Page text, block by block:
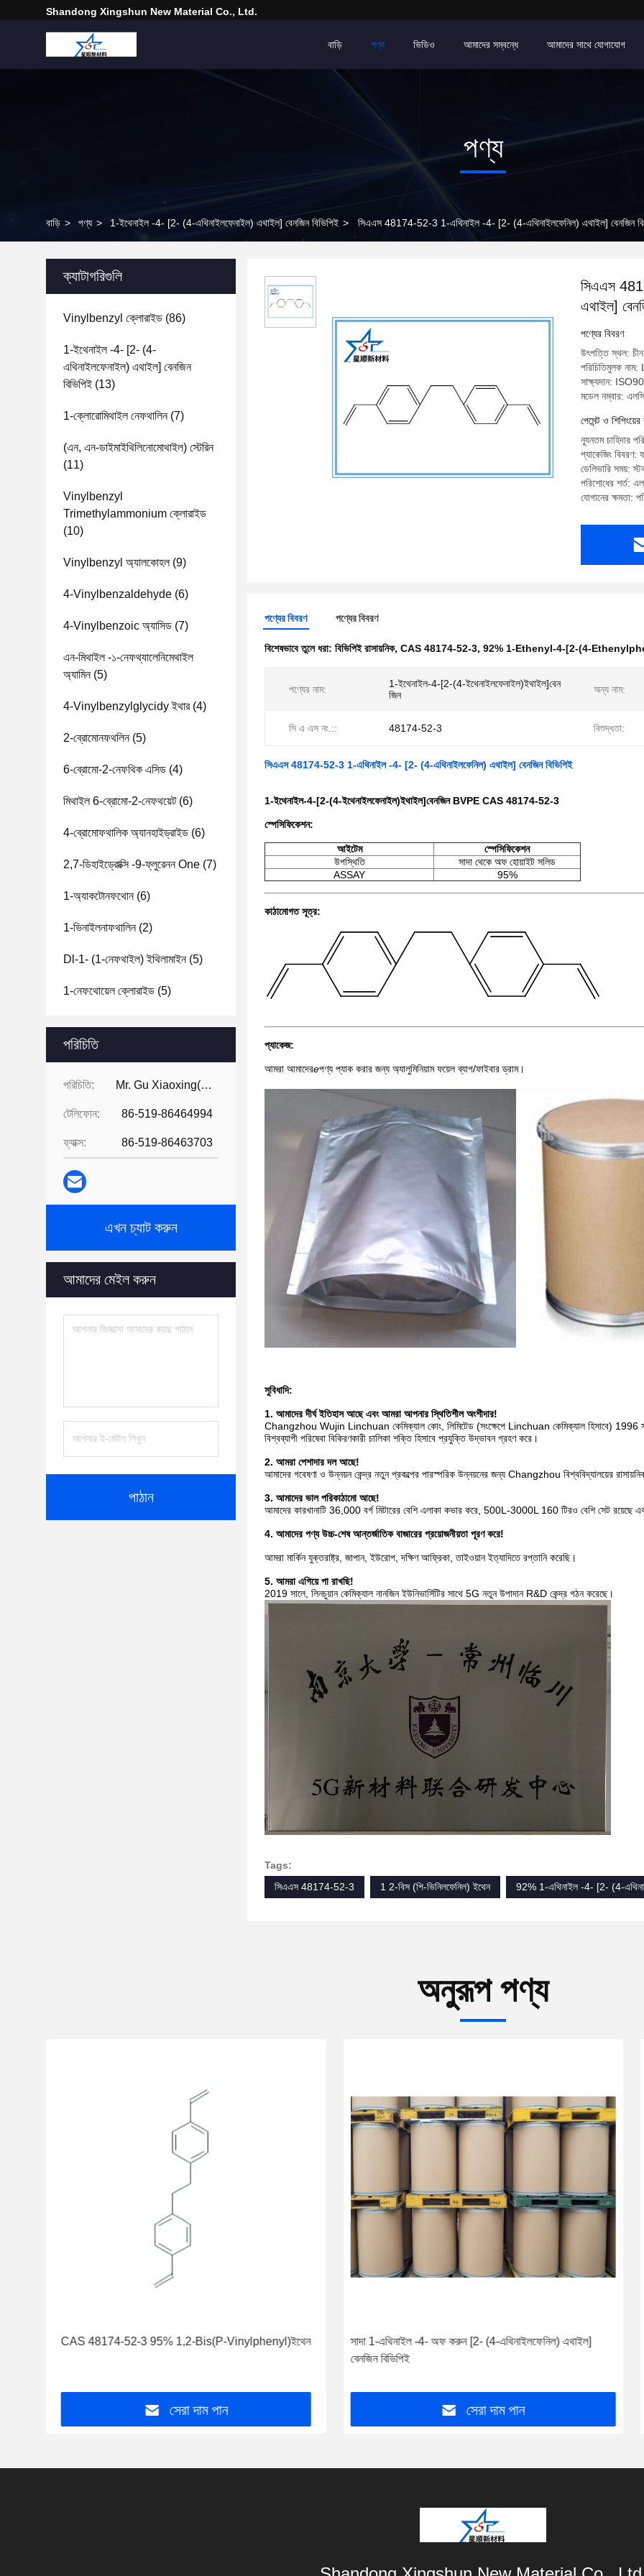
Shandong Xingshun New Material Co., Ltd.
বাড়ি পণ্য ভিডিও আমাদের সম্বন্ধে আমাদের সাথে যোগাযোগ
পণ্য
বাড়ি > পণ্য > 1-ইথেনাইল -4- [2- (4-এথিনাইলফেনাইল) এথাইল] বেনজিন বিভিপিই > সিএএস 48174-52-3 1-এথিনাইল -4- [2- (4-এথিনাইলফেনিল) এথাইল] বেনজিন
ক্যাটাগরিগুলি
Vinylbenzyl ক্লোরাইড (86)
1-ইথেনাইল -4- [2- (4-
এথিনাইলফেনাইল) এথাইল] বেনজিন
বিভিপিই (13)
1-ক্লোরোমিথাইল নেফথালিন(7)
(এন, এন-ডাইমাইথিলিনোমোথাইল) স্টেরিন
(11)
Vinylbenzyl
Trimethylammonium ক্লোরাইড
(10)
Vinylbenzyl অ্যালকোহল(9)
4-Vinylbenzaldehyde (6)
4-Vinylbenzoic অ্যাসিড (7)
এন-মিথাইল -১-নেফথ্যালেনিমেথাইল
অ্যামিন(5)
4-Vinylbenzylglycidy ইথার(4)
2-ব্রোমোনফথলিন(5)
6-ব্রোমো-2-নেফথিক এসিড (4)
মিথাইল 6-ব্রোমো-2-নেফথয়েট(6)
4-ব্রোমোফথালিক অ্যানহাইড্রাইড (6)
2,7-ডিহাইড্রোক্সি -9-ফ্লুরেনন One (7)
1-অ্যাকটোনফথোন(6)
1-ভিনাইলনাফথালিন(2)
Dl-1- (1-নেফথাইল) ইথিলামাইন(5)
1-নেফথোয়েল ক্লোরাইড (5)
পরিচিতি
পরিচিতি: Mr. Gu Xiaoxing( For Chinese Business)
টেলিফোন: 86-519-86464994
ফ্যাক্স: 86-519-86463703
এখন চ্যাট করুন
আমাদের মেইল করুন
পাঠান
সিএএস
এথাইল]
পণ্যের বিবরণ
উৎপত্তি স্থল: চীন
পরিচিতিমুলক নাম:
সাক্ষ্যদান:
মডেল নম্বার:
পেমেন্ট ও শিপিংয়ের
ন্যূনতম চাহিদার
প্যাকেজিং বিবরণ:
ডেলিভারি সময়:
পরিশোধের শর্ত:
যোগানের ক্ষমতা:
পণ্যের বিবরণ পণ্যের বিবরণ
বিশেষভাবে তুলে ধরা: বিভিপিই রাসায়নিক, CAS 48174-52-3, 92% 1-Ethenyl-4-[2-(4-
পণ্যের নাম:
1-ইথেনাইল-4-[2-(4-ইথেনাইলফেনাইল)ইথাইল]বেন
জিন
অন্য নাম:
সি এ এস নং.:: 48174-52-3 বিশুদ্ধতা:
সিএএস 48174-52-3 1-এথিনাইল -4- [2- (4-এথিনাইলফেনিল) এথাইল] বেনজিন বিভিপিই
1-ইথেনাইল-4-[2-(4-ইথেনাইলফেনাইল)ইথাইল]বেনজিন BVPE CAS 48174-52-3
স্পেসিফিকেশন:
আইটেম
স্পেসিফিকেশন
উপস্থিতি
সাদা থেকে অফ হোয়াইট সলিড
ASSAY
95%
কাঠামোগত সূত্র:
প্যাকেজ:
আমরা আমাদেরeপণ্য প্যাক করার জন্য অ্যালুমিনিয়াম ফয়েল ব্যাগ/ফাইবার ড্রাম।
সুবিধাদি:
1. আমাদের দীর্ঘ ইতিহাস আছে এবং আমরা আপনার স্থিতিশীল অংশীদার!
Changzhou Wujin Linchuan কেমিক্যাল কোং, লিমিটেড (সংক্ষেপে Linchuan কেমিক্যাল হিসাবে) 1996 সালে
বিশ্বব্যাপী পরিষেবা বিকিরণকারী চালিকা শক্তি হিসাবে প্রযুক্তি উদ্ভাবন গ্রহণ করে।
2. আমরা পেশাদার দল আছে!
আমাদের গবেষণা ও উন্নয়ন কেন্দ্র নতুন প্রকল্পের পারস্পরিক উন্নয়নের জন্য Changzhou বিশ্ববিদ্যালয়ের রাসায়নিক
3. আমাদের ভাল পরিকাঠামো আছে!
আমাদের কারখানাটি 36,000 বর্গ মিটারের বেশি এলাকা কভার করে, 500L-3000L 160 টিরও বেশি সেট রয়েছে এবং
4. আমাদের পণ্য উচ্চ-শেষ আন্তর্জাতিক বাজারের প্রয়োজনীয়তা পূরণ করে!
আমরা মার্কিন যুক্তরাষ্ট্র, জাপান, ইউরোপ, দক্ষিণ আফ্রিকা, তাইওয়ান ইত্যাদিতে রপ্তানি করেছি।
5. আমরা এগিয়ে পা রাখছি!
2019 সালে, লিনচুয়ান কেমিক্যাল নানজিন ইউনিভার্সিটির সাথে 5G নতুন উপাদান R&D কেন্দ্র গঠন করেছে।
Tags:
সিএএস 48174-52-3
1 2-বিস (পি-ভিনিলফেনিল) ইথেন 92% 1-এথিনাইল -4- [2- (4-
অনুরূপ পণ্য
CAS 48174-52-3 95% 1,2-Bis(P-Vinylphenyl)ইথেন
সেরা দাম পান
সাদা 1-এথিনাইল -4- অফ করুন [2- (4-এথিনাইলফেনিল) এথাইল]
বেনজিন বিভিপিই
সেরা দাম পান